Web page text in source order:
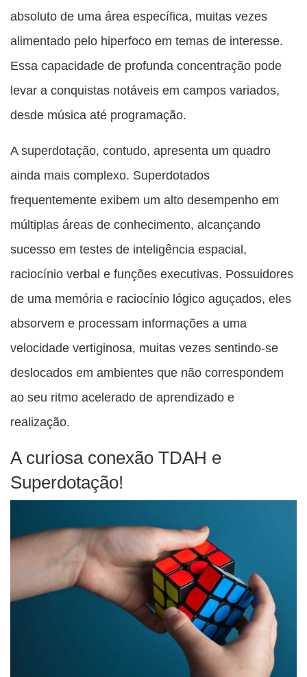
absoluto de uma área específica, muitas vezes
alimentado pelo hiperfoco em temas de interesse.
Essa capacidade de profunda concentração pode
levar a conquistas notáveis em campos variados,
desde música até programação.
A superdotação, contudo, apresenta um quadro
ainda mais complexo. Superdotados
frequentemente exibem um alto desempenho em
múltiplas áreas de conhecimento, alcançando
sucesso em testes de inteligência espacial,
raciocínio verbal e funções executivas. Possuidores
de uma memória e raciocínio lógico aguçados, eles
absorvem e processam informações a uma
velocidade vertiginosa, muitas vezes sentindo-se
deslocados em ambientes que não correspondem
ao seu ritmo acelerado de aprendizado e
realização.
A curiosa conexão TDAH e
Superdotação!